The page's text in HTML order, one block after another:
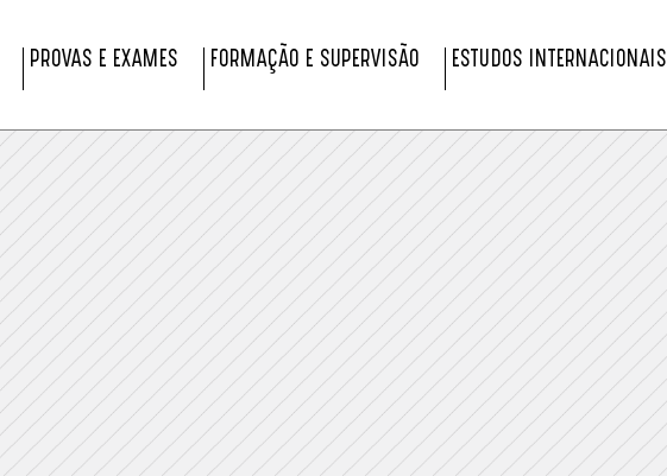
PROVAS E EXAMES FORMAÇÃO E SUPERVISÃO ESTUDOS INTERNACIONAIS